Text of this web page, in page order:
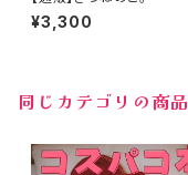
¥3,300
同じカテゴリの商品